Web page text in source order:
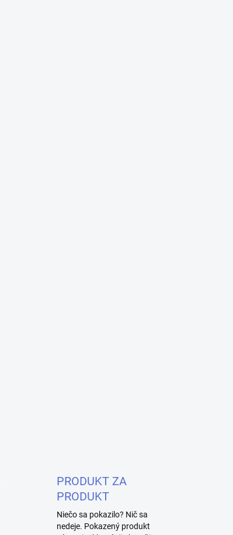
PRODUKT ZA
PRODUKT
Niečo sa pokazilo? Nič sa
nedeje. Pokazený produkt